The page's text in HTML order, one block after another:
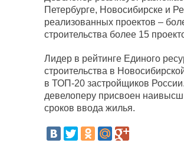
Петербурге, Новосибирске и
реализованных проектов –
строительства более 15
Лидер в рейтинге Единого
строительства в
в ТОП-20 застройщиков
девелоперу присвоен
сроков ввода жилья.